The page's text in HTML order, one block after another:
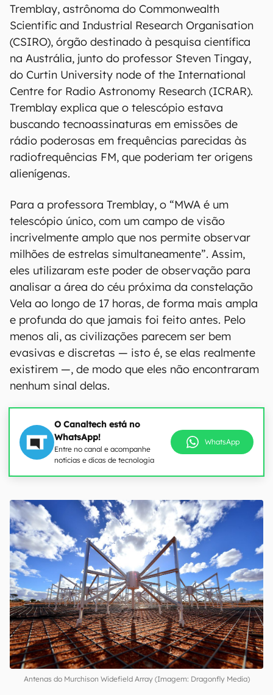
Tremblay, astrônoma do Commonwealth
Scientific and Industrial Research Organisation
(CSIRO), órgão destinado à pesquisa científica
na Austrália, junto do professor Steven Tingay,
do Curtin University node of the International
Centre for Radio Astronomy Research (ICRAR).
Tremblay explica que o telescópio estava
buscando tecnoassinaturas em emissões de
rádio poderosas em frequências parecidas às
radiofrequências FM, que poderiam ter origens
alienígenas.
Para a professora Tremblay, o “MWA é um
telescópio único, com um campo de visão
incrivelmente amplo que nos permite observar
milhões de estrelas simultaneamente”. Assim,
eles utilizaram este poder de observação para
analisar a área do céu próxima da constelação
Vela ao longo de 17 horas, de forma mais ampla
e profunda do que jamais foi feito antes. Pelo
menos ali, as civilizações parecem ser bem
evasivas e discretas — isto é, se elas realmente
existirem —, de modo que eles não encontraram
nenhum sinal delas.
O Canaltech está no
WhatsApp!
Entre no canal e acompanhe
notícias e dicas de tecnologia
WhatsApp